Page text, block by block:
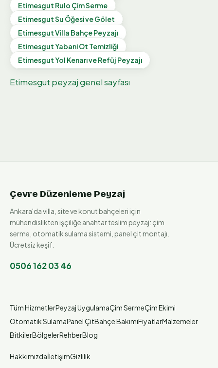
Etimesgut Rulo Çim Serme
EtimesgutSu Öğesi ve Gölet
EtimesgutVilla Bahçe Peyzajı
EtimesgutYabani Ot Temizliği
EtimesgutYol Kenarı ve Refüj Peyzajı
Etimesgut peyzaj genel sayfası
Çevre Düzenleme Peyzaj
Ankara'da villa, site ve konut bahçeleri için
mühendislikten işçiliğe anahtar teslim peyzaj: çim
serme, otomatik sulama sistemi, panel çit montajı.
Ücretsiz keşif.
0506 162 03 46
Tüm HizmetlerPeyzaj UygulamaÇim SermeÇim Ekimi
Otomatik SulamaPanel ÇitBahçe BakımıFiyatlarMalzemeler
BitkilerBölgelerRehberBlog
HakkımızdaİletişimGizlilik